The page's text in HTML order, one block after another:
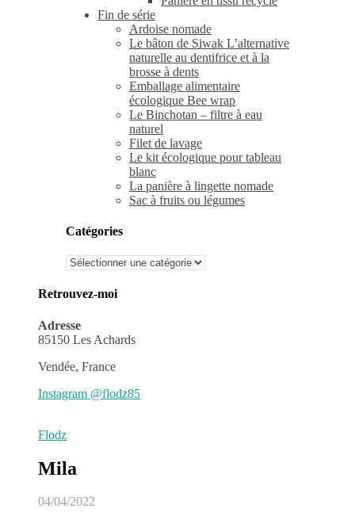
Fin de série
Ardoise nomade
Le bâton de Siwak L’alternative
naturelle au dentifrice et à la
brosse à dents
Emballage alimentaire
écologique Bee wrap
Le Binchotan – filtre à eau
naturel
Filet de lavage
Le kit écologique pour tableau
blanc
La panière à lingette nomade
Sac à fruits ou légumes
Catégories
Catégories
Retrouvez-moi
Adresse
85150 Les Achards
Vendée, France
Instagram @flodz85
Flodz
Mila
04/04/2022